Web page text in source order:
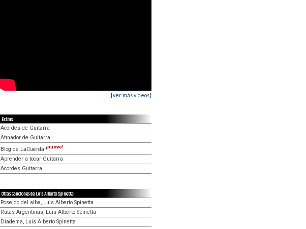
[ver más videos]
Extras
Acordes de Guitarra
Afinador de Guitarra
Blog de LaCuerda ¡nuevo!
Aprender a tocar Guitarra
Acordes Guitarra
Otras canciones de Luis Alberto Spinetta
Poseido del alba, Luis Alberto Spinetta
Rutas Argentinas, Luis Alberto Spinetta
Diadema, Luis Alberto Spinetta